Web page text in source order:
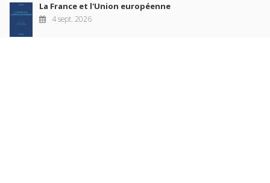
La France et l'Union européenne
4 sept. 2026